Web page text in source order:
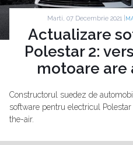
Marti, 07 Decembrie 2021 |
Actualizare
Polestar 2:
motoare are
Constructorul suedez de
software pentru electricul
the-air.